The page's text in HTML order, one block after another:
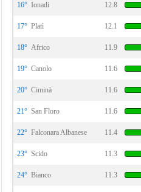
16° Ionadi 12.8
17° Platì 12.1
18° Africo 11.9
19° Canolo 11.6
20° Ciminà 11.6
21° San Floro 11.6
22° Falconara Albanese 11.4
23° Scido 11.3
24° Bianco 11.3